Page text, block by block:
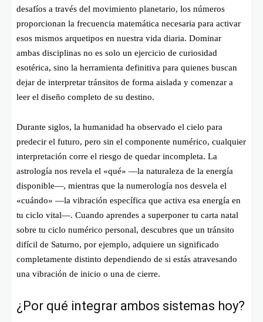
desafíos a través del movimiento planetario, los números
proporcionan la frecuencia matemática necesaria para activar
esos mismos arquetipos en nuestra vida diaria. Dominar
ambas disciplinas no es solo un ejercicio de curiosidad
esotérica, sino la herramienta definitiva para quienes buscan
dejar de interpretar tránsitos de forma aislada y comenzar a
leer el diseño completo de su destino.
Durante siglos, la humanidad ha observado el cielo para
predecir el futuro, pero sin el componente numérico, cualquier
interpretación corre el riesgo de quedar incompleta. La
astrología nos revela el «qué» —la naturaleza de la energía
disponible—, mientras que la numerología nos desvela el
«cuándo» —la vibración específica que activa esa energía en
tu ciclo vital—. Cuando aprendes a superponer tu carta natal
sobre tu ciclo numérico personal, descubres que un tránsito
difícil de Saturno, por ejemplo, adquiere un significado
completamente distinto dependiendo de si estás atravesando
una vibración de inicio o una de cierre.
¿Por qué integrar ambos sistemas hoy?